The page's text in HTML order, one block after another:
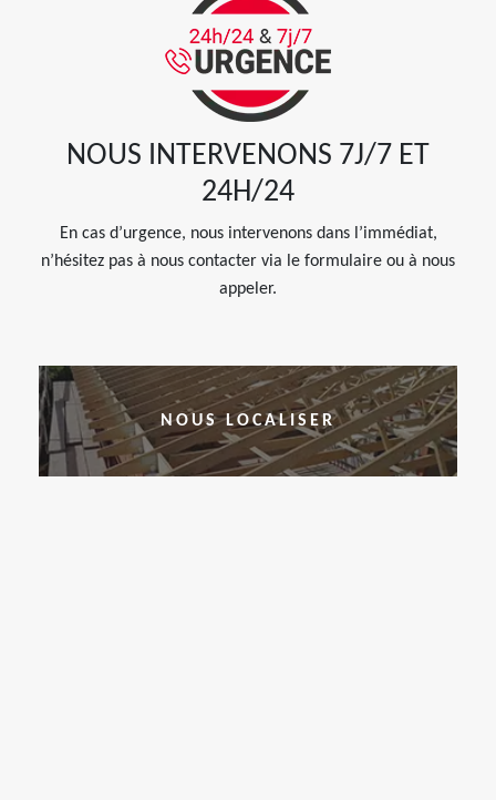
NOUS INTERVENONS 7J/7 ET
24H/24
En cas d’urgence, nous intervenons dans l’immédiat,
n’hésitez pas à nous contacter via le formulaire ou à nous
appeler.
NOUS LOCALISER